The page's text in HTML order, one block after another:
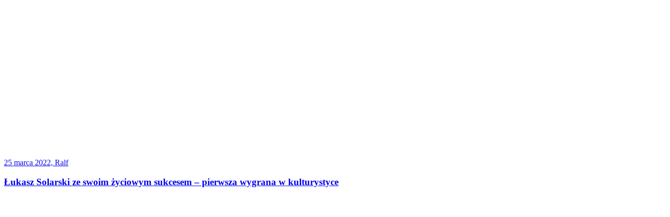
25 marca 2022, Ralf
Łukasz Solarski ze swoim życiowym sukcesem – pierwsza wygrana w kulturystyce